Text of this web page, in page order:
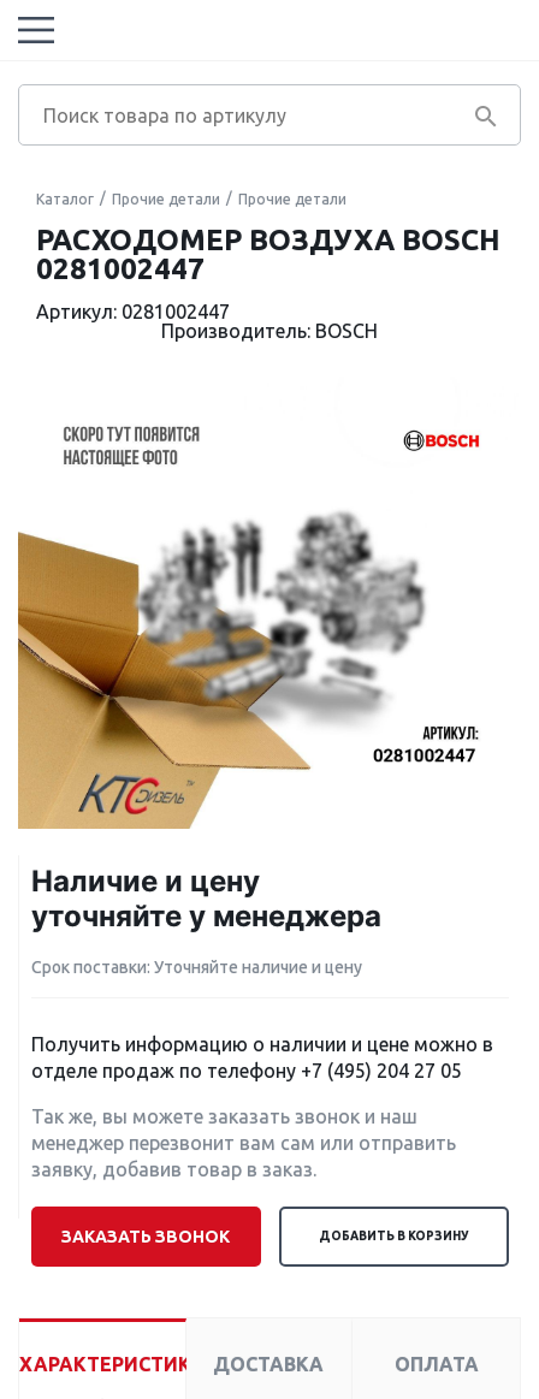
Каталог Прочие детали Прочие детали
РАСХОДОМЕР ВОЗДУХА BOSCH
0281002447
Артикул: 0281002447
Производитель: BOSCH
Наличие и цену
уточняйте у менеджера
Срок поставки: Уточняйте наличие и цену
Получить информацию о наличии и цене можно в
отделе продаж по телефону +7 (495) 204 27 05
Так же, вы можете заказать звонок и наш
менеджер перезвонит вам сам или отправить
заявку, добавив товар в заказ.
ЗАКАЗАТЬ ЗВОНОК ДОБАВИТЬ В КОРЗИНУ
ХАРАКТЕРИСТИКИ ДОСТАВКА ОПЛАТА